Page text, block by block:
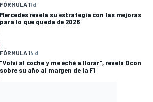
FÓRMULA 11 d
Mercedes revela su estrategia con las mejoras
para lo que queda de 2026
FÓRMULA 14 d
"Volví al coche y me eché a llorar", revela Ocon
sobre su año al margen de la F1